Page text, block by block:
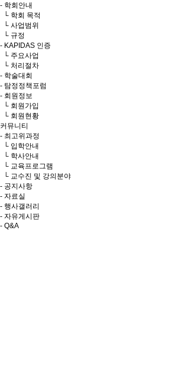
- 학회안내
└ 학회 목적
└ 사업범위
└ 규정
- KAPIDAS 인증
└ 주요사업
└ 처리절차
- 학술대회
- 탐정정책포럼
- 회원정보
└ 회원가입
└ 회원현황
커뮤니티
- 최고위과정
└ 입학안내
└ 학사안내
└ 교육프로그램
└ 교수진 및 강의분야
- 공지사항
- 자료실
- 행사갤러리
- 자유게시판
- Q&A